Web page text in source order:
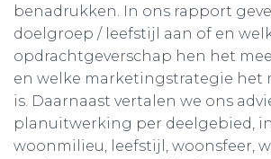
benadrukken. In ons rapport
doelgroep / leefstijl aan of en
opdrachtgeverschap hen het
en welke marketingstrategie het
is. Daarnaast vertalen we ons
planuitwerking per deelgebied,
woonmilieu, leefstijl, woonsfeer,